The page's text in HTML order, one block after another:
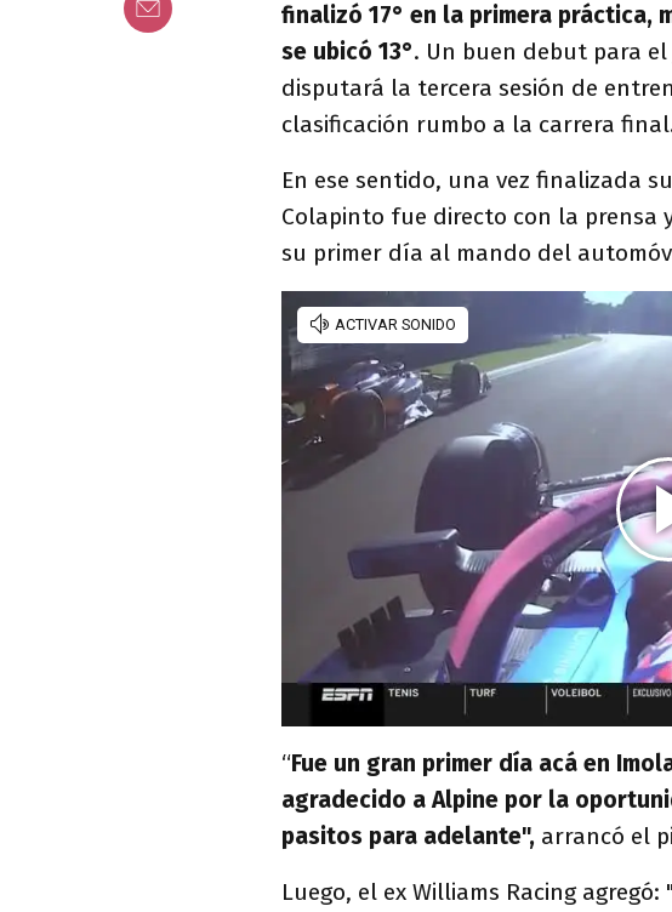
finalizó 17° en la primera práctica,
se ubicó 13°. Un buen debut para
disputará la tercera sesión de
clasificación rumbo a la carrera
En ese sentido, una vez finalizada
Colapinto fue directo con la prensa
su primer día al mando del
“Fue un gran primer día acá en
agradecido a Alpine por la
pasitos para adelante", arrancó el
Luego, el ex Williams Racing agregó: